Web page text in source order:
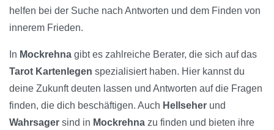
helfen bei der Suche nach Antworten und dem Finden von
innerem Frieden.
In Mockrehna gibt es zahlreiche Berater, die sich auf das
Tarot Kartenlegen spezialisiert haben. Hier kannst du
deine Zukunft deuten lassen und Antworten auf die Fragen
finden, die dich beschäftigen. Auch Hellseher und
Wahrsager sind in Mockrehna zu finden und bieten ihre